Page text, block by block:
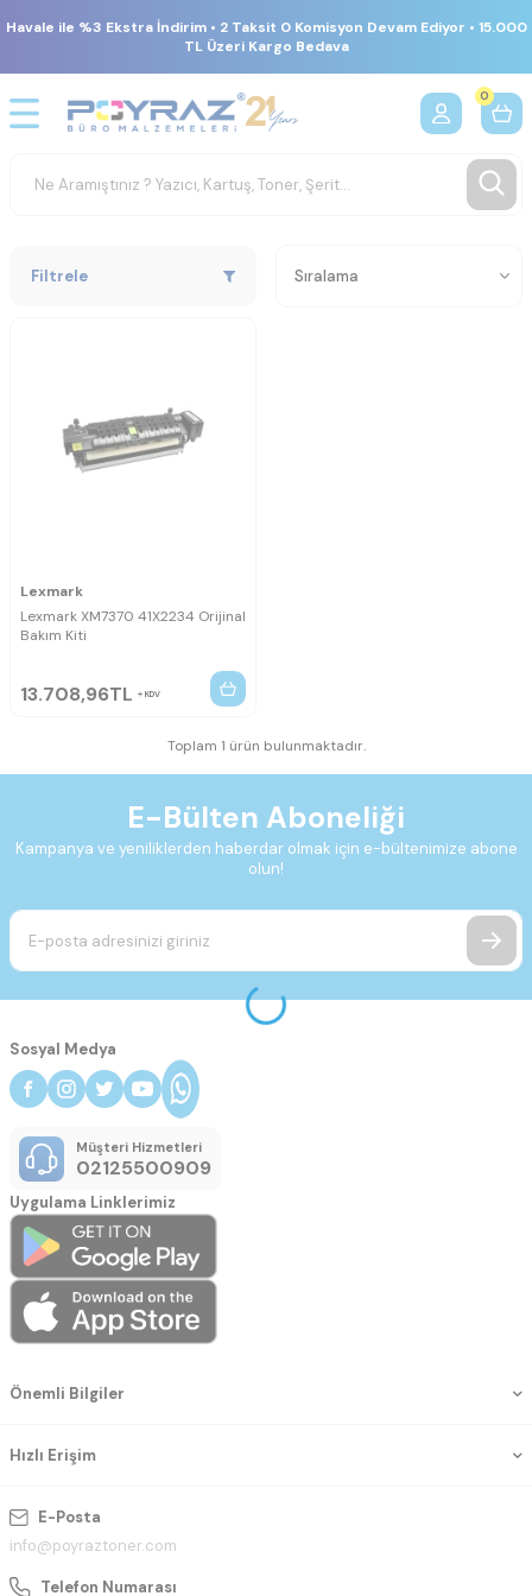
Havale ile %3 Ekstra İndirim • 2 Taksit 0 Komisyon Devam Ediyor • 15.000
TL Üzeri Kargo Bedava
0
Filtrele
Lexmark
Lexmark XM7370 41X2234 Orijinal
Bakım Kiti
13.708,96TL KDV
Toplam 1 ürün bulunmaktadır.
E-Bülten Aboneliği
Kampanya ve yeniliklerden haberdar olmak için e-bültenimize abone
olun!
E-Posta
info@poyraztoner.com
Telefon Numarası
Önemli Bilgiler
Hızlı Erişim
Sosyal Medya
Müşteri Hizmetleri
02125500909
Uygulama Linklerimiz